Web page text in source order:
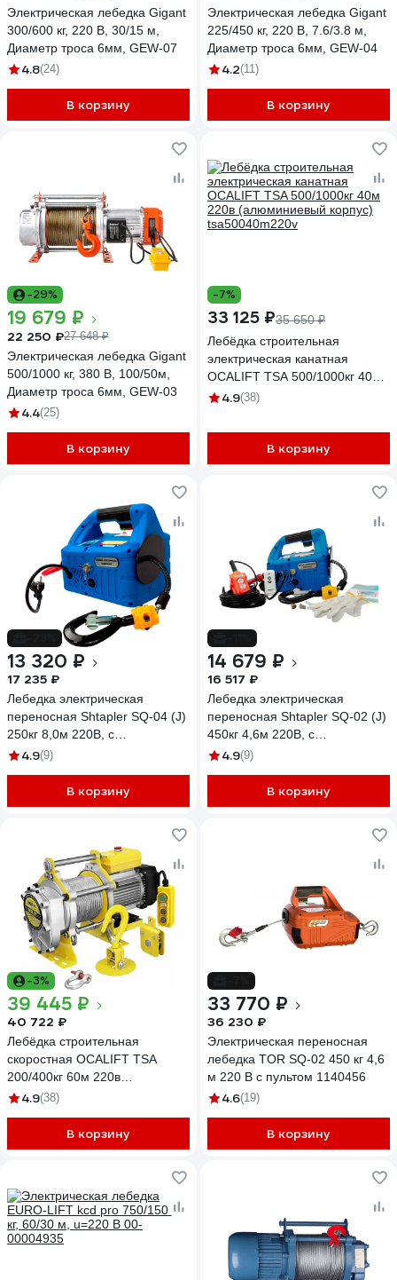
Электрическая лебедка Gigant
300/600 кг, 220 В, 30/15 м,
Диаметр троса 6мм, GEW-07
4.8(24)
В корзину
Электрическая лебедка Gigant
225/450 кг, 220 В, 7.6/3.8 м,
Диаметр троса 6мм, GEW-04
4.2(11)
В корзину
-29%
19 679 ₽
22 250 ₽27 648 ₽
Электрическая лебедка Gigant
500/1000 кг, 380 В, 100/50м,
Диаметр троса 6мм, GEW-03
4.4(25)
В корзину
-7%
33 125 ₽35 650 ₽
Лебёдка строительная
электрическая канатная
OCALIFT TSA 500/1000кг 40м
220в (алюминиевый корпус)
4.9(38)
В корзину
13 320 ₽
17 235 ₽
Лебедка электрическая
переносная Shtapler SQ-04 (J)
250кг 8,0м 220В, с
беспроводным пультом
4.9(9)
В корзину
14 679 ₽
16 517 ₽
Лебедка электрическая
переносная Shtapler SQ-02 (J)
450кг 4,6м 220В, с
беспроводным пультом
4.9(9)
В корзину
-3%
39 445 ₽
40 722 ₽
Лебёдка строительная
скоростная OCALIFT TSA
200/400кг 60м 220в
(алюминиевый корпус)
4.9(38)
В корзину
33 770 ₽
36 230 ₽
Электрическая переносная
лебедка TOR SQ-02 450 кг 4,6
м 220 В с пультом 1140456
4.6(19)
В корзину